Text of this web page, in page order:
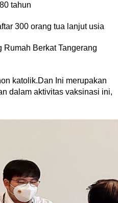
tahun
300 orang tua lanjut usia
Berkat Tangerang
katolik.Dan Ini merupakan
dalam aktivitas vaksinasi ini,